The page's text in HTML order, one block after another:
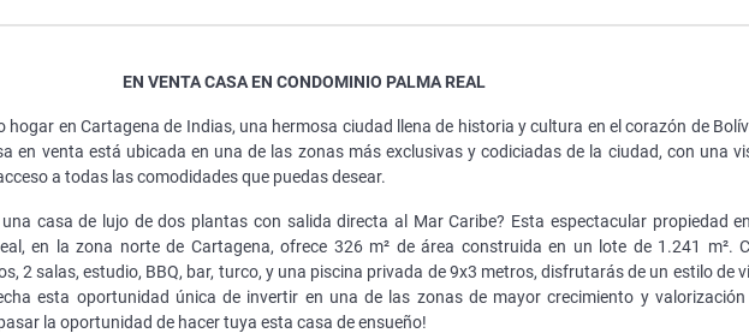
EN VENTA CASA EN CONDOMINIO PALMA REAL
hogar en Cartagena de Indias, una hermosa ciudad llena de historia y cultura en el corazón de
en venta está ubicada en una de las zonas más exclusivas y codiciadas de la ciudad, con una
a todas las comodidades que puedas desear.
casa de lujo de dos plantas con salida directa al Mar Caribe? Esta espectacular propiedad
en la zona norte de Cartagena, ofrece 326 m² de área construida en un lote de 1.241 m².
2 salas, estudio, BBQ, bar, turco, y una piscina privada de 9x3 metros, disfrutarás de un estilo de
esta oportunidad única de invertir en una de las zonas de mayor crecimiento y valorización
la oportunidad de hacer tuya esta casa de ensueño!